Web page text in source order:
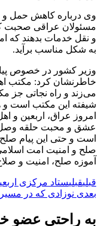
وی درباره کاهش حمل و
مسئولان عراقی صحبت
و نقل خدمات بدهند که
به شکل مناسب برآید.
وزیر کشور در خصوص
خاطرنشان کرد: مکتب
می‌زند و راه نجاتی جز
شیفته این مکتب است و
امروز عراق، اربعین و
عشق و محبت حلقه وصل
است و حتی این پیام
صلح و امنیت امت
آموزه صلح، امنیت و
قبلیقبلیستاد مرکزی
بعدی نوزادی که در
به راحتی عضو